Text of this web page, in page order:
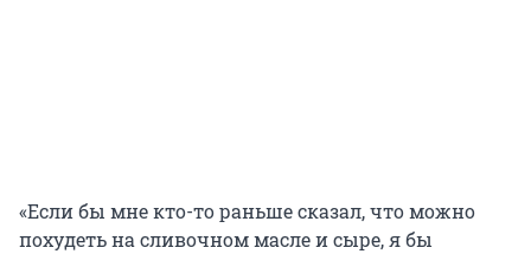
«Если бы мне кто-то раньше сказал, что можно
похудеть на сливочном масле и сыре, я бы